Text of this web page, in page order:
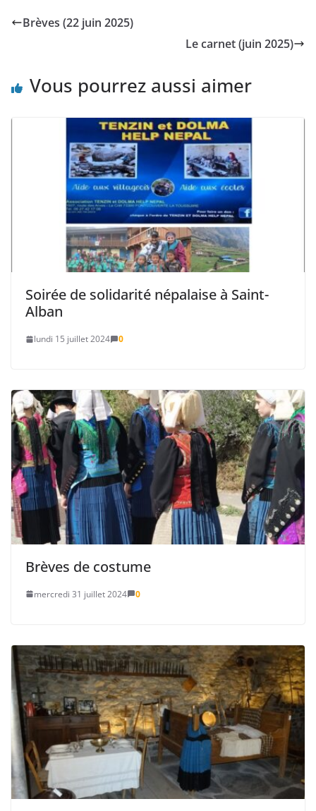
Brèves (22 juin 2025)
Le carnet (juin 2025)
Vous pourrez aussi aimer
Soirée de solidarité népalaise à Saint-
Alban
lundi 15 juillet 2024 0
Brèves de costume
mercredi 31 juillet 2024 0